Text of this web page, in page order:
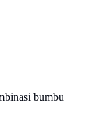
bumbu